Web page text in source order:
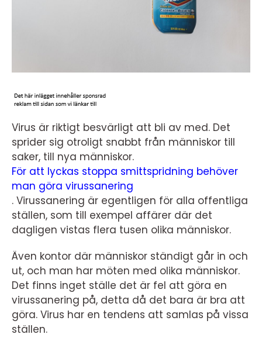
Virus är riktigt besvärligt att bli av med. Det
sprider sig otroligt snabbt från människor till
saker, till nya människor.
För att lyckas stoppa smittspridning behöver
man göra virussanering
. Virussanering är egentligen för alla offentliga
ställen, som till exempel affärer där det
dagligen vistas flera tusen olika människor.
Även kontor där människor ständigt går in och
ut, och man har möten med olika människor.
Det finns inget ställe det är fel att göra en
virussanering på, detta då det bara är bra att
göra. Virus har en tendens att samlas på vissa
ställen.